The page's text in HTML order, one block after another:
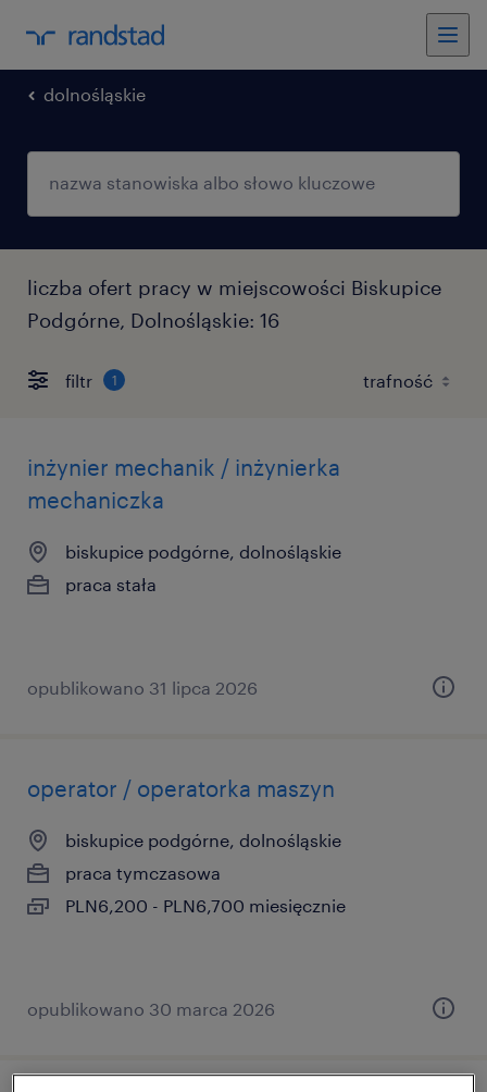
dolnośląskie
liczba ofert pracy w miejscowości Biskupice
Podgórne, Dolnośląskie: 16
filtr 1
inżynier mechanik / inżynierka
mechaniczka
biskupice podgórne, dolnośląskie
praca stała
opublikowano 31 lipca 2026
operator / operatorka maszyn
biskupice podgórne, dolnośląskie
praca tymczasowa
PLN6,200 - PLN6,700 miesięcznie
opublikowano 30 marca 2026